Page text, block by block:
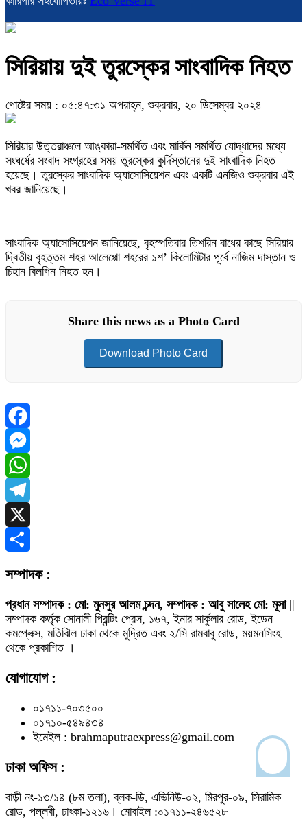
সিরিয়ায় দুই তুরস্কের সাংবাদিক নিহত
পোষ্টের সময় : ০৫:৪৭:৩১ অপরাহ্ন, শুক্রবার, ২০ ডিসেম্বর ২০২৪
সিরিয়ার উত্তরাঞ্চলে আঙ্কারা-সমর্থিত এবং মার্কিন সমর্থিত যোদ্ধাদের মধ্যে
সংঘর্ষের সংবাদ সংগ্রহের সময় তুরস্কের কুর্দিস্তানের দুই সাংবাদিক নিহত
হয়েছে। তুরস্কের সাংবাদিক অ্যাসোসিয়েশন এবং একটি এনজিও শুক্রবার এই
খবর জানিয়েছে।
সাংবাদিক অ্যাসোসিয়েশন জানিয়েছে, বৃহস্পতিবার তিশরিন বাধের কাছে সিরিয়ার
দ্বিতীয় বৃহত্তম শহর আলেপ্পো শহরের ১শ’ কিলোমিটার পূর্বে নাজিম দাস্তান ও
চিহান বিলগিন নিহত হন।
Share this news as a Photo Card
Download Photo Card
Facebook
Messenger
WhatsApp
Telegram
X
সম্পাদক :
প্রধান সম্পাদক : মো: মুনসুর আলম চন্দন, সম্পাদক : আবু সালেহ মো: মূসা||
সম্পাদক কর্তৃক সোনালী প্রিন্টিং প্রেস, ১৬৭, ইনার সার্কুলার রোড, ইডেন
কমপ্লেক্স, মতিঝিল ঢাকা থেকে মুদ্রিত এবং ২/সি রামবাবু রোড, ময়মনসিংহ
থেকে প্রকাশিত ।
যোগাযোগ :
০১৭১১-৭০৩৫০০
০১৭১০-৫৪৯৪৩৪
ইমেইল : brahmaputraexpress@gmail.com
ঢাকা অফিস :
বাড়ী নং-১৩/১৪ (৮ম তলা), ব্লক-ডি, এভিনিউ-০২, মিরপুর-০৯, সিরামিক
রোড, পল্লবী, ঢাৎকা-১২১৬। মোবাইল :০১৭১১-২৪৬৫২৮